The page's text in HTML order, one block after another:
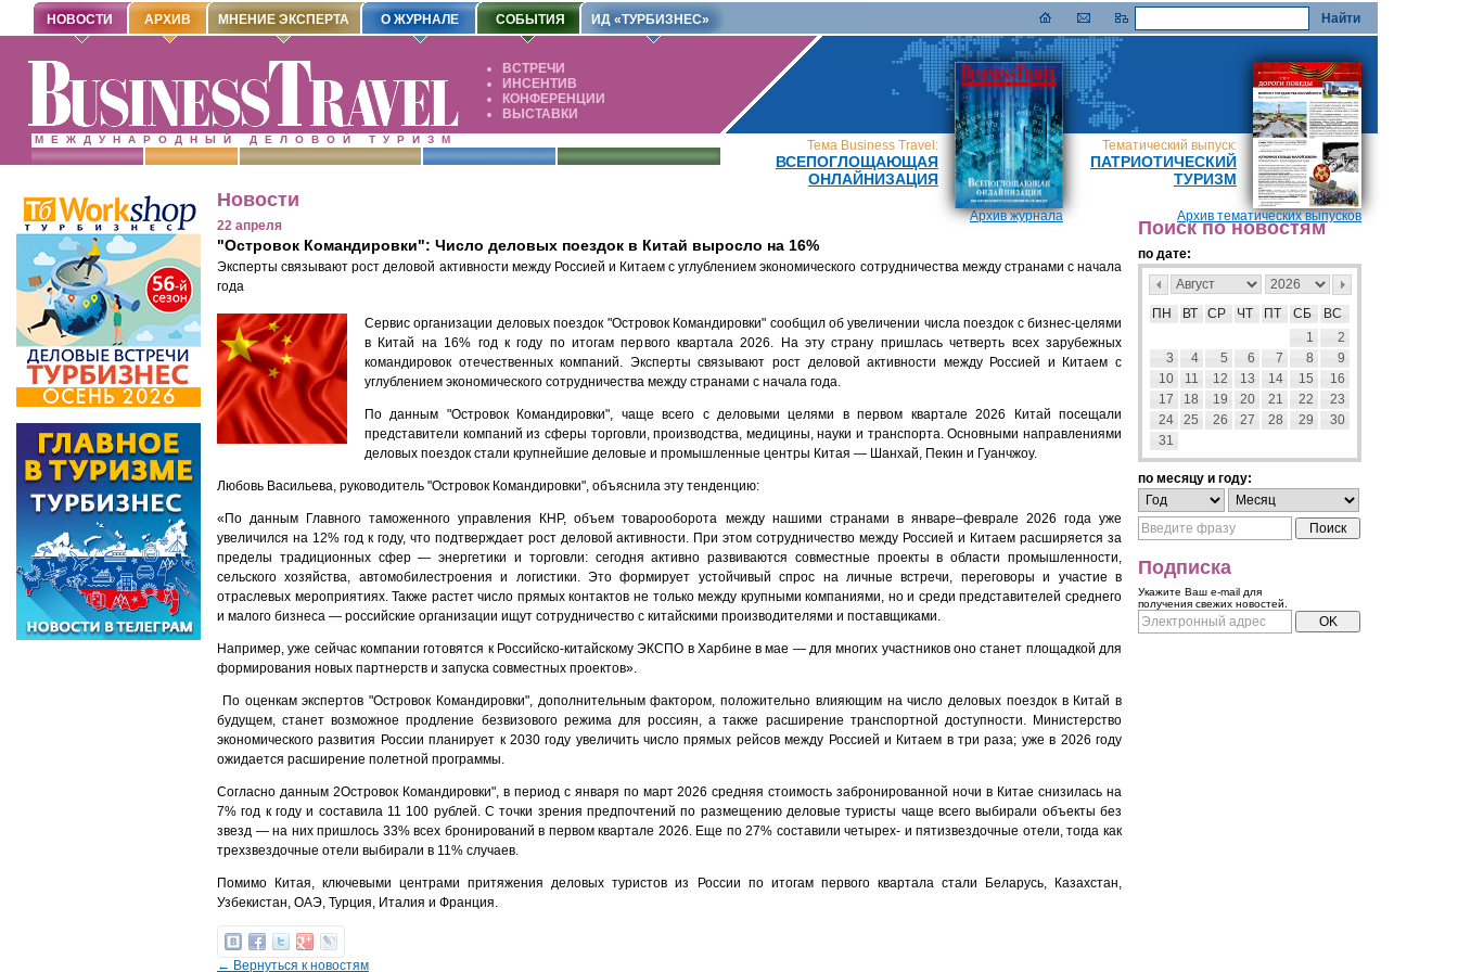
МЕЖДУНАРОДНЫЙ ДЕЛОВОЙ ТУРИЗМ
ВСТРЕЧИ
ИНСЕНТИВ
КОНФЕРЕНЦИИ
ВЫСТАВКИ
НОВОСТИ АРХИВ МНЕНИЕ ЭКСПЕРТА О ЖУРНАЛЕ СОБЫТИЯ ИД «ТУРБИЗНЕС»
Тема Business Travel:
ВСЕПОГЛОЩАЮЩАЯ
ОНЛАЙНИЗАЦИЯ
Архив журнала
Тематический выпуск:
ПАТРИОТИЧЕСКИЙ
ТУРИЗМ
Архив тематических выпусков
Новости
22 апреля
"Островок Командировки": Число деловых поездок в Китай выросло на 16%
Эксперты связывают рост деловой активности между Россией и Китаем с углублением экономического сотрудничества между странами с начала
года
Сервис организации деловых поездок "Островок Командировки" сообщил об увеличении числа поездок с бизнес-целями
в Китай на 16% год к году по итогам первого квартала 2026. На эту страну пришлась четверть всех зарубежных
командировок отечественных компаний. Эксперты связывают рост деловой активности между Россией и Китаем с
углублением экономического сотрудничества между странами с начала года.
По данным "Островок Командировки", чаще всего с деловыми целями в первом квартале 2026 Китай посещали
представители компаний из сферы торговли, производства, медицины, науки и транспорта. Основными направлениями
деловых поездок стали крупнейшие деловые и промышленные центры Китая — Шанхай, Пекин и Гуанчжоу.
Любовь Васильева, руководитель "Островок Командировки", объяснила эту тенденцию:
«По данным Главного таможенного управления КНР, объем товарооборота между нашими странами в январе–феврале 2026 года уже
увеличился на 12% год к году, что подтверждает рост деловой активности. При этом сотрудничество между Россией и Китаем расширяется за
пределы традиционных сфер — энергетики и торговли: сегодня активно развиваются совместные проекты в области промышленности,
сельского хозяйства, автомобилестроения и логистики. Это формирует устойчивый спрос на личные встречи, переговоры и участие в
отраслевых мероприятиях. Также растет число прямых контактов не только между крупными компаниями, но и среди представителей среднего
и малого бизнеса — российские организации ищут сотрудничество с китайскими производителями и поставщиками.
Например, уже сейчас компании готовятся к Российско-китайскому ЭКСПО в Харбине в мае — для многих участников оно станет площадкой для
формирования новых партнерств и запуска совместных проектов».
По оценкам экспертов "Островок Командировки", дополнительным фактором, положительно влияющим на число деловых поездок в Китай в
будущем, станет возможное продление безвизового режима для россиян, а также расширение транспортной доступности. Министерство
экономического развития России планирует к 2030 году увеличить число прямых рейсов между Россией и Китаем в три раза; уже в 2026 году
ожидается расширение полетной программы.
Согласно данным 2Островок Командировки", в период с января по март 2026 средняя стоимость забронированной ночи в Китае снизилась на
7% год к году и составила 11 100 рублей. С точки зрения предпочтений по размещению деловые туристы чаще всего выбирали объекты без
звезд — на них пришлось 33% всех бронирований в первом квартале 2026. Еще по 27% составили четырех- и пятизвездочные отели, тогда как
трехзвездочные отели выбирали в 11% случаев.
Помимо Китая, ключевыми центрами притяжения деловых туристов из России по итогам первого квартала стали Беларусь, Казахстан,
Узбекистан, ОАЭ, Турция, Италия и Франция.
← Вернуться к новостям
Поиск по новостям
по дате:
ПН ВТ СР ЧТ ПТ СБ
ВС
1
2
3
4 5 6 7 8
9
10
11 12 13 14 15
16
17
18 19 20 21 22
23
24
25 26 27 28 29
30
31
по месяцу и году:
Подписка
Укажите Ваш e-mail для
получения свежих новостей.